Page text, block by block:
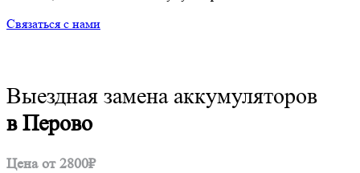
Связаться с нами
Выездная замена аккумуляторов
в Перово
Цена от 2800₽